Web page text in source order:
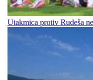
Utakmica protiv Rudeša